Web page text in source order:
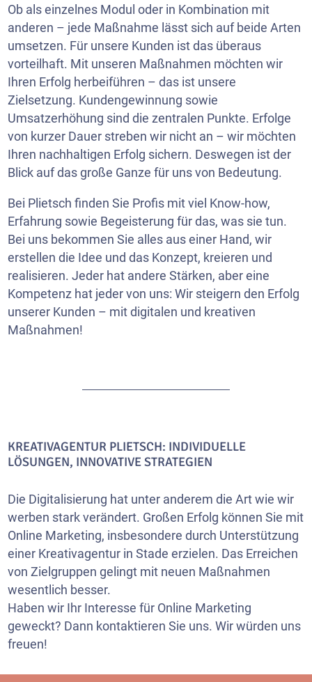
Ob als einzelnes Modul oder in Kombination mit
anderen – jede Maßnahme lässt sich auf beide Arten
umsetzen. Für unsere Kunden ist das überaus
vorteilhaft. Mit unseren Maßnahmen möchten wir
Ihren Erfolg herbeiführen – das ist unsere
Zielsetzung. Kundengewinnung sowie
Umsatzerhöhung sind die zentralen Punkte. Erfolge
von kurzer Dauer streben wir nicht an – wir möchten
Ihren nachhaltigen Erfolg sichern. Deswegen ist der
Blick auf das große Ganze für uns von Bedeutung.
Bei Plietsch finden Sie Profis mit viel Know-how,
Erfahrung sowie Begeisterung für das, was sie tun.
Bei uns bekommen Sie alles aus einer Hand, wir
erstellen die Idee und das Konzept, kreieren und
realisieren. Jeder hat andere Stärken, aber eine
Kompetenz hat jeder von uns: Wir steigern den Erfolg
unserer Kunden – mit digitalen und kreativen
Maßnahmen!
KREATIVAGENTUR PLIETSCH: INDIVIDUELLE
LÖSUNGEN, INNOVATIVE STRATEGIEN
Die Digitalisierung hat unter anderem die Art wie wir
werben stark verändert. Großen Erfolg können Sie mit
Online Marketing, insbesondere durch Unterstützung
einer Kreativagentur in Stade erzielen. Das Erreichen
von Zielgruppen gelingt mit neuen Maßnahmen
wesentlich besser.
Haben wir Ihr Interesse für Online Marketing
geweckt? Dann kontaktieren Sie uns. Wir würden uns
freuen!